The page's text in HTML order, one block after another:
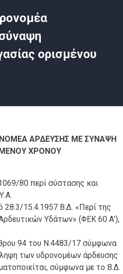
ορισμένου
ΑΡΔΕΥΣΗΣ ΜΕ ΣΥΝΑΨΗ
ΧΡΟΝΟΥ
80 περί σύστασης και
28.3/15.4.1957 Β.Δ. «Περί της
Υδάτων» (ΦΕΚ 60 Α’),
94 του Ν.4483/17 σύμφωνα
των υδρονομέων άρδευσης
σύμφωνα με το Β.Δ.